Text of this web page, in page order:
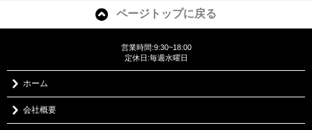
ページトップに戻る
営業時間:9:30~18:00
定休日:毎週水曜日
ホーム
会社概要